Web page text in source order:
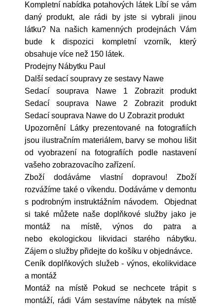
Kompletní nabídka potahových látek Líbí se vám
daný produkt, ale rádi by jste si vybrali jinou
látku? Na našich kamenných prodejnách Vám
bude k dispozici kompletní vzorník, který
obsahuje více než 150 látek.
Prodejny Nábytku Paul
Další sedací soupravy ze sestavy Nawe
Sedací souprava Nawe 1 Zobrazit produkt
Sedací souprava Nawe 2 Zobrazit produkt
Sedací souprava Nawe do U Zobrazit produkt
Upozornění Látky prezentované na fotografiích
jsou ilustračním materiálem, barvy se mohou lišit
od vyobrazení na fotografiích podle nastavení
vašeho zobrazovacího zařízení.
Zboží dodáváme vlastní dopravou! Zboží
rozvážíme také o víkendu. Dodáváme v demontu
s podrobným instruktážním návodem. Objednat
si také můžete naše doplňkové služby jako je
montáž na místě, výnos do patra a
nebo ekologickou likvidaci starého nábytku.
Zájem o služby přidejte do košíku v objednávce.
Ceník doplňkových služeb - výnos, ekolikvidace
a montáž
Montáž na místě Pokud se nechcete trápit s
montáží, rádi Vám sestavíme nábytek na místě